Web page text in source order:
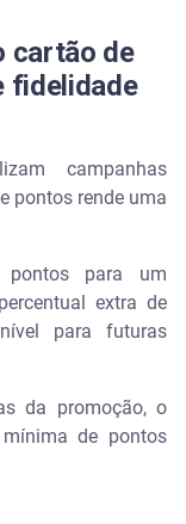
cartão de
fidelidade
campanhas
pontos rende uma
pontos para um
extra de
para futuras
da promoção, o
de pontos